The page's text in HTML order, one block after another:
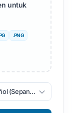
untuk
.PNG
(Sepanyol)